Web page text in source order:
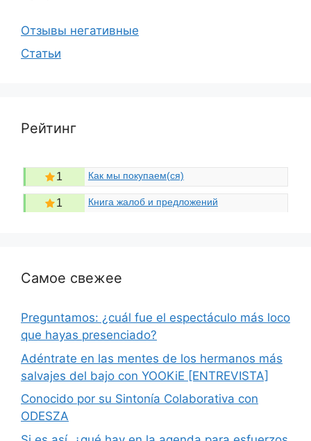
Отзывы негативные
Статьи
Рейтинг
1 Как мы покупаем(ся)
1 Книга жалоб и предложений
Самое свежее
Preguntamos: ¿cuál fue el espectáculo más loco
que hayas presenciado?
Adéntrate en las mentes de los hermanos más
salvajes del bajo con YOOKiE [ENTREVISTA]
Conocido por su Sintonía Colaborativa con
ODESZA